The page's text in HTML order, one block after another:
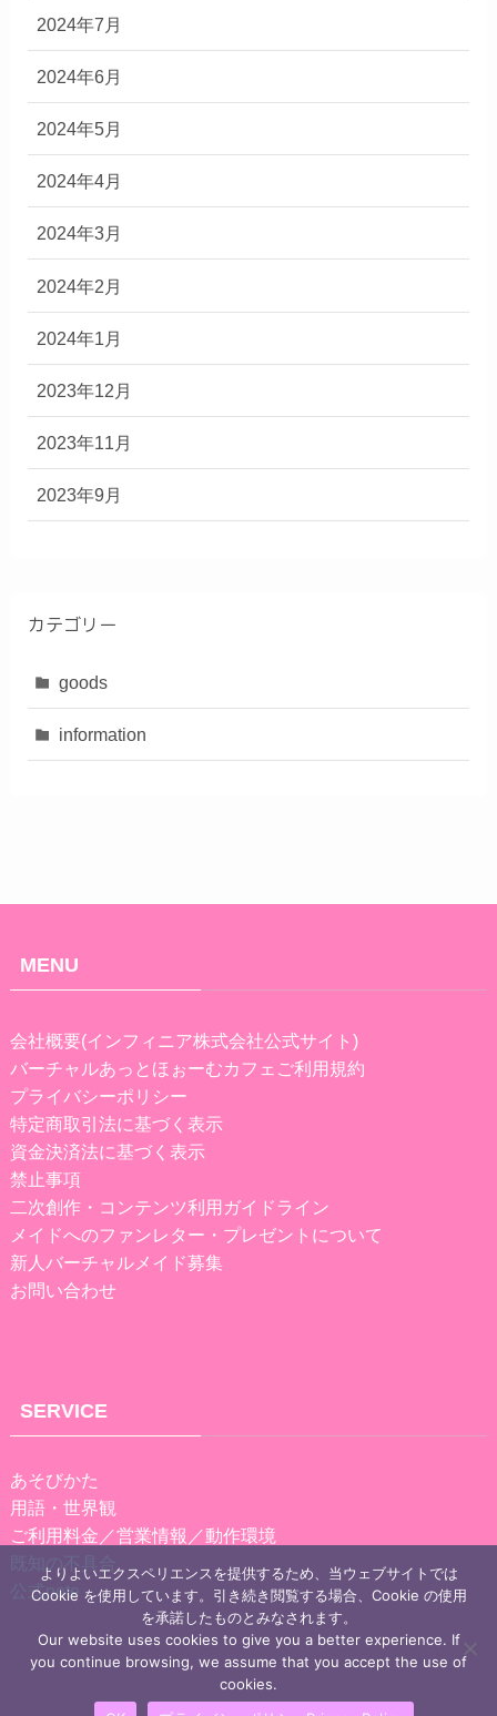
2024年7月
2024年6月
2024年5月
2024年4月
2024年3月
2024年2月
2024年1月
2023年12月
2023年11月
2023年9月
カテゴリー
goods
information
MENU
会社概要(インフィニア株式会社公式サイト)
バーチャルあっとほぉーむカフェご利用規約
プライバシーポリシー
特定商取引法に基づく表示
資金決済法に基づく表示
禁止事項
二次創作・コンテンツ利用ガイドライン
メイドへのファンレター・プレゼントについて
新人バーチャルメイド募集
お問い合わせ
SERVICE
あそびかた
用語・世界観
ご利用料金／営業情報／動作環境
既知の不具合
公式note
よりよいエクスペリエンスを提供するため、当ウェブサイトでは
Cookie を使用しています。引き続き閲覧する場合、Cookie の使用
を承諾したものとみなされます。
Our website uses cookies to give you a better experience. If
you continue browsing, we assume that you accept the use of
cookies.